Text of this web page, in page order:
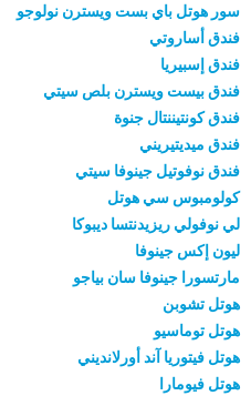
سور هوتل باي بست ويسترن نولوجو
فندق أساروتي
فندق إسبيريا
فندق بيست ويسترن بلص سيتي
فندق كونتيننتال جنوة
فندق ميديتيريني
فندق نوفوتيل جينوفا سيتي
كولومبوس سي هوتل
لي نوفولي ريزيدنتسا ديبوكا
ليون إكس جينوفا
مارتسورا جينوفا سان بياجو
هوتل تشوبن
هوتل توماسيو
هوتل فيتوريا آند أورلانديني
هوتل فيومارا